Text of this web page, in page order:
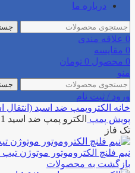
درباره ما
0 علاقه مندی
0 مقایسه
0 محصول 0 تومان
منو
ورود / ثبت نام
خانه الکتروپمپ ضد اسید (انتقال
پویش پمپ
تک فاز
نیم فلنچ الکتروموتور موتوژن تیپ 100 مدل B14
بازگشت به محصولات